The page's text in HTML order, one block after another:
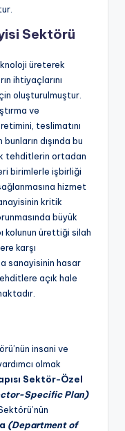
Sektörü
üreterek
ihtiyaçlarını
oluşturulmuştur.
ve
teslimatını
dışında bu
tehditlerin ortadan
birimlerle işbirliği
hizmet
kritik
büyük
kolunun ürettiği silah
karşı
sanayisinin hasar
açık hale
insani ve
olmak
Sektör-Özel
Specific Plan)
(Department of